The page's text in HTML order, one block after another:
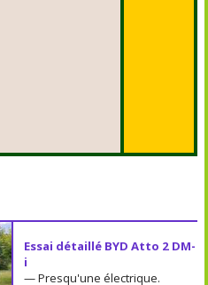
Essai détaillé BYD Atto 2 DM-
i
— Presqu'une électrique.